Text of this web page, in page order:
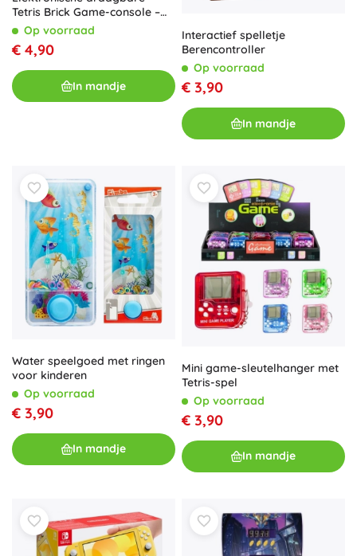
Tetris Brick Game-console –
grijs‑geel
Op voorraad
€ 4,90
In mandje
Interactief spelletje
Berencontroller
Op voorraad
€ 3,90
In mandje
Water speelgoed met ringen
voor kinderen
Op voorraad
€ 3,90
In mandje
Mini game-sleutelhanger met
Tetris-spel
Op voorraad
€ 3,90
In mandje